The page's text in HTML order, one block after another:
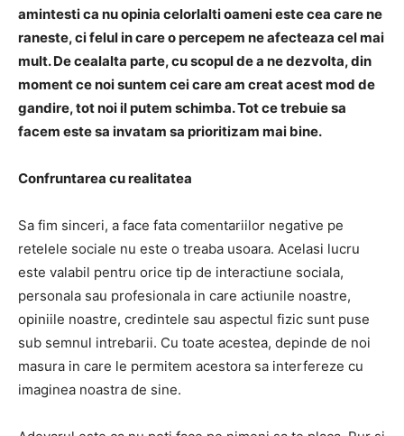
amintesti ca nu opinia celorlalti oameni este cea care ne
raneste, ci felul in care o percepem ne afecteaza cel mai
mult. De cealalta parte, cu scopul de a ne dezvolta, din
moment ce noi suntem cei care am creat acest mod de
gandire, tot noi il putem schimba. Tot ce trebuie sa
facem este sa invatam sa prioritizam mai bine.
Confruntarea cu realitatea
Sa fim sinceri, a face fata comentariilor negative pe
retelele sociale nu este o treaba usoara. Acelasi lucru
este valabil pentru orice tip de interactiune sociala,
personala sau profesionala in care actiunile noastre,
opiniile noastre, credintele sau aspectul fizic sunt puse
sub semnul intrebarii. Cu toate acestea, depinde de noi
masura in care le permitem acestora sa interfereze cu
imaginea noastra de sine.